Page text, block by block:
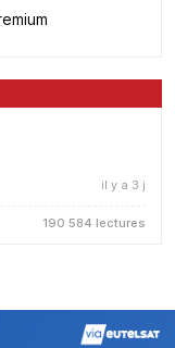
il y a 3 j
190 584 lectures